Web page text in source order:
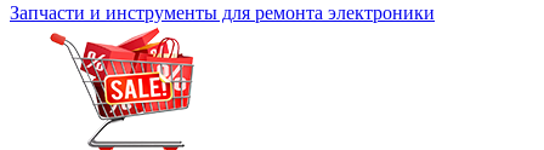
Запчасти и инструменты для ремонта электроники